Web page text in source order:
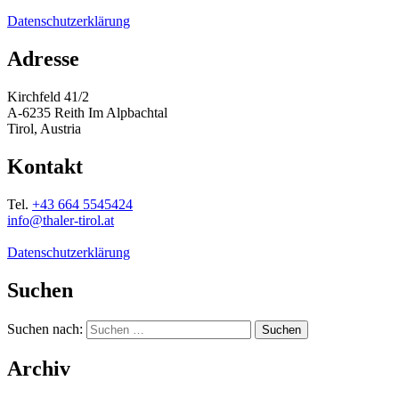
Datenschutzerklärung
Adresse
Kirchfeld 41/2
A-6235 Reith Im Alpbachtal
Tirol, Austria
Kontakt
Tel. +43 664 5545424
info@thaler-tirol.at
Datenschutzerklärung
Suchen
Suchen nach:
Archiv